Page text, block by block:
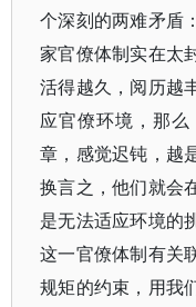
个深刻的两难矛盾
家官僚体制实在太
活得越久，阅历越
应官僚环境，那
章，感觉迟钝，越
换言之，他们就会
是无法适应环境的
这一官僚体制有关
规矩的约束，用我